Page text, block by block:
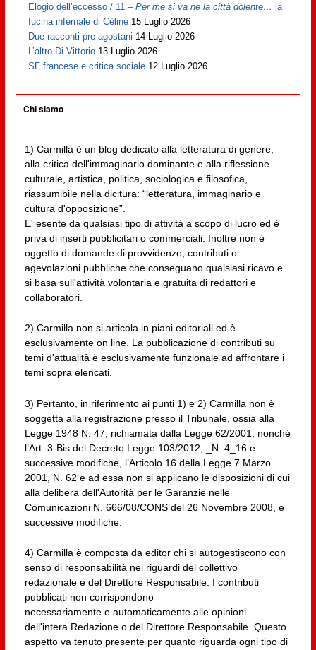
Elogio dell’eccesso / 11 –Per me si va ne la città dolente… la
fucina infernale di Cèline 15 Luglio 2026
Due racconti pre agostani 14 Luglio 2026
L’altro Di Vittorio 13 Luglio 2026
SF francese e critica sociale 12 Luglio 2026
Chi siamo
1) Carmilla è un blog dedicato alla letteratura di genere,
alla critica dell'immaginario dominante e alla riflessione
culturale, artistica, politica, sociologica e filosofica,
riassumibile nella dicitura: “letteratura, immaginario e
cultura d'opposizione”.
E' esente da qualsiasi tipo di attività a scopo di lucro ed è
priva di inserti pubblicitari o commerciali. Inoltre non è
oggetto di domande di provvidenze, contributi o
agevolazioni pubbliche che conseguano qualsiasi ricavo e
si basa sull'attività volontaria e gratuita di redattori e
collaboratori.
2) Carmilla non si articola in piani editoriali ed è
esclusivamente on line. La pubblicazione di contributi su
temi d'attualità è esclusivamente funzionale ad affrontare i
temi sopra elencati.
3) Pertanto, in riferimento ai punti 1) e 2) Carmilla non è
soggetta alla registrazione presso il Tribunale, ossia alla
Legge 1948 N. 47, richiamata dalla Legge 62/2001, nonché
l’Art. 3-Bis del Decreto Legge 103/2012, _N. 4_16 e
successive modifiche, l’Articolo 16 della Legge 7 Marzo
2001, N. 62 e ad essa non si applicano le disposizioni di cui
alla delibera dell'Autorità per le Garanzie nelle
Comunicazioni N. 666/08/CONS del 26 Novembre 2008, e
successive modifiche.
4) Carmilla è composta da editor chi si autogestiscono con
senso di responsabilità nei riguardi del collettivo
redazionale e del Direttore Responsabile. I contributi
pubblicati non corrispondono
necessariamente e automaticamente alle opinioni
dell'intera Redazione o del Direttore Responsabile. Questo
aspetto va tenuto presente per quanto riguarda ogni tipo di